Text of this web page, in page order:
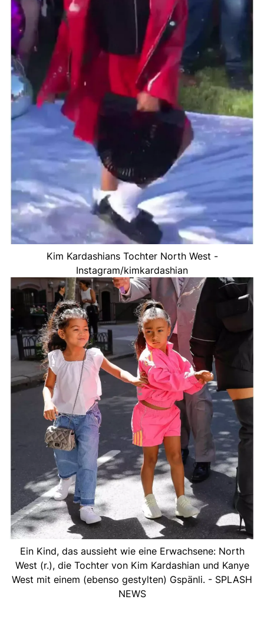
Kim Kardashians Tochter North West -
Instagram/kimkardashian
Ein Kind, das aussieht wie eine Erwachsene: North
West (r.), die Tochter von Kim Kardashian und Kanye
West mit einem (ebenso gestylten) Gspänli. - SPLASH
NEWS